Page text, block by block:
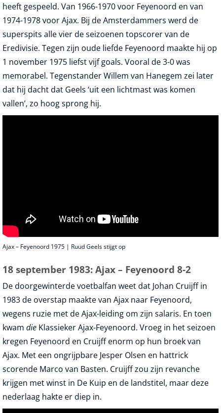
heeft gespeeld. Van 1966-1970 voor Feyenoord en van
1974-1978 voor Ajax. Bij de Amsterdammers werd de
superspits alle vier de seizoenen topscorer van de
Eredivisie. Tegen zijn oude liefde Feyenoord maakte hij op
1 november 1975 liefst vijf goals. Vooral de 3-0 was
memorabel. Tegenstander Willem van Hanegem zei later
dat hij dacht dat Geels ‘uit een lichtmast was komen
vallen’, zo hoog sprong hij.
Ajax – Feyenoord 1975 | Ruud Geels stijgt op
18 september 1983: Ajax – Feyenoord 8-2
De doorgewinterde voetbalfan weet dat Johan Cruijff in
1983 de overstap maakte van Ajax naar Feyenoord,
wegens ruzie met de Ajax-leiding om zijn salaris. En toen
kwam die Klassieker Ajax-Feyenoord. Vroeg in het seizoen
kregen Feyenoord en Cruijff enorm op hun broek van
Ajax. Met een ongrijpbare Jesper Olsen en hattrick
scorende Marco van Basten. Cruijff zou zijn revanche
krijgen met winst in De Kuip en de landstitel, maar deze
nederlaag hakte er diep in.